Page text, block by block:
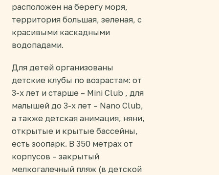
расположен на берегу моря,
территория большая, зеленая, с
красивыми каскадными
водопадами.
Для детей организованы
детские клубы по возрастам: от
3-х лет и старше – Mini Club , для
малышей до 3-х лет – Nano Club,
а также детская анимация, няни,
открытые и крытые бассейны,
есть зоопарк. В 350 метрах от
корпусов – закрытый
мелкогалечный пляж (в детской